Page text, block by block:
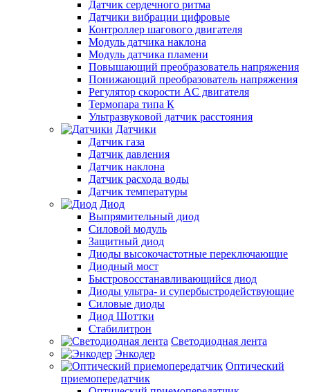
Датчик сердечного ритма
Датчики вибрации цифровые
Контроллер шагового двигателя
Модуль датчика наклона
Модуль датчика пламени
Повышающий преобразователь напряжения
Понижающий преобразователь напряжения
Регулятор скорости AC двигателя
Термопара типа К
Ультразвуковой датчик расстояния
Датчики
Датчик газа
Датчик давления
Датчик наклона
Датчик расхода воды
Датчик температуры
Диод
Выпрямительный диод
Силовой модуль
Защитный диод
Диоды высокочастотные переключающие
Диодный мост
Быстровосстанавливающийся диод
Диоды ультра- и супербыстродействующие
Силовые диоды
Диод Шоттки
Стабилитрон
Светодиодная лента
Энкодер
Оптический
приемопередатчик